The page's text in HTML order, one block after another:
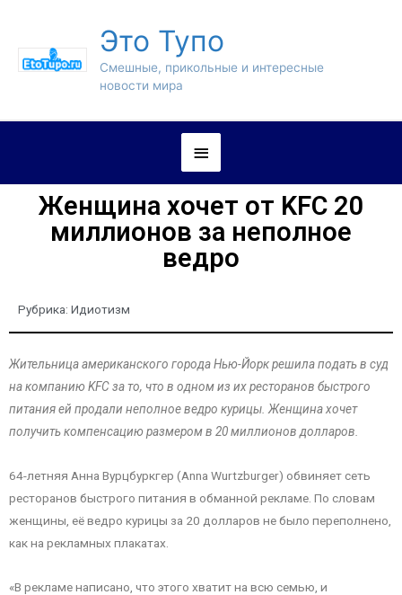
Это Тупо
Смешные, прикольные и интересные
новости мира
Женщина хочет от KFC 20
миллионов за неполное
ведро
Рубрика: Идиотизм
Жительница американского города Нью-Йорк решила подать в суд
на компанию KFC за то, что в одном из их ресторанов быстрого
питания ей продали неполное ведро курицы. Женщина хочет
получить компенсацию размером в 20 миллионов долларов.
64-летняя Анна Вурцбуркгер (Anna Wurtzburger) обвиняет сеть
ресторанов быстрого питания в обманной рекламе. По словам
женщины, её ведро курицы за 20 долларов не было переполнено,
как на рекламных плакатах.
«В рекламе написано, что этого хватит на всю семью, и